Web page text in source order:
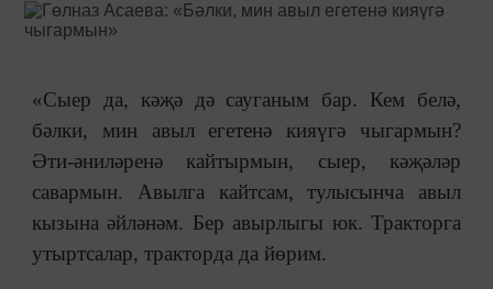
«Сыер да, кәҗә дә сауганым бар. Кем белә,
бәлки, мин авыл егетенә кияүгә чыгармын?
Әти-әниләренә кайтырмын, сыер, кәҗәләр
савармын. Авылга кайтсам, тулысынча авыл
кызына әйләнәм. Бер авырлыгы юк. Тракторга
утыртсалар, тракторда да йөрим.